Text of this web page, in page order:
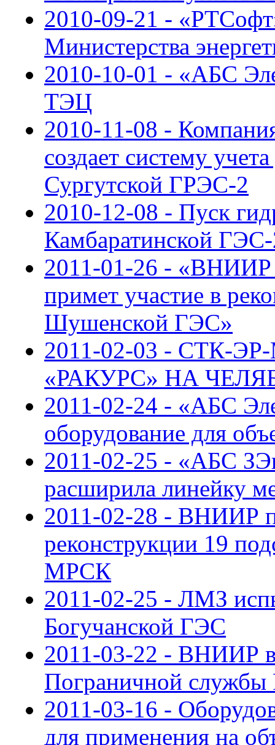
2010-09-21 -
Министерства
2010-10-01 - «АБС
ТЭЦ
2010-11-08 -
создает систему
Сургутской ГРЭС-2
2010-12-08 - Пуск
Камбаратинской
2011-01-26 - «ВНИИР
примет участие в
Шушенской ГЭС»
2011-02-03 - СТК-
«РАКУРС» НА
2011-02-24 - «АБС
оборудование для
2011-02-25 - «АБС
расширила линейку
2011-02-28 - ВНИИР
реконструкции 19
МРСК
2011-02-25 - ЛМЗ
Богучанской ГЭС
2011-03-22 - ВНИИР
Пограничной службы
2011-03-16 -
для применения на